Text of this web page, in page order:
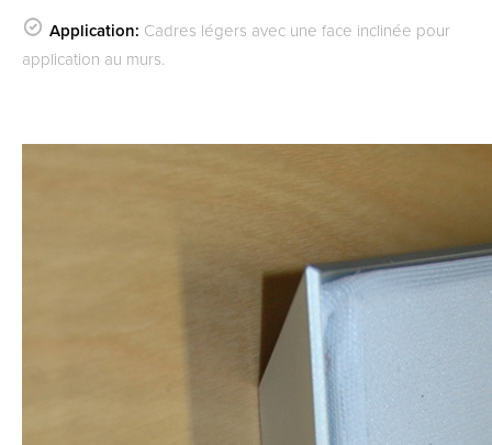
Application: Cadres légers avec une face inclinée pour
application au murs.